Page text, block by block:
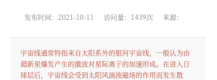
发布时间：2021-10-11 访问量：1439次 来源：
宇宙线通常特指来自太阳系外的银河宇宙线，一般认为由
超新星爆发产生的激波对星际离子的加速形成。在进入日
球层后，宇宙线会受到太阳风湍流磁场的作用而发生散